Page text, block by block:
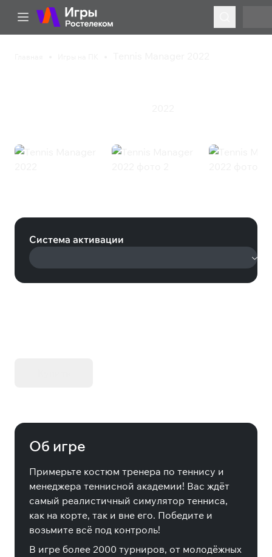
Система активации
Об игре
Примерьте костюм тренера по теннису и
менеджера теннисной академии! Вас ждёт
самый реалистичный симулятор тенниса,
как на корте, так и вне его. Победите и
возьмите всё под контроль!
В игре более 2000 турниров, от молодёжных